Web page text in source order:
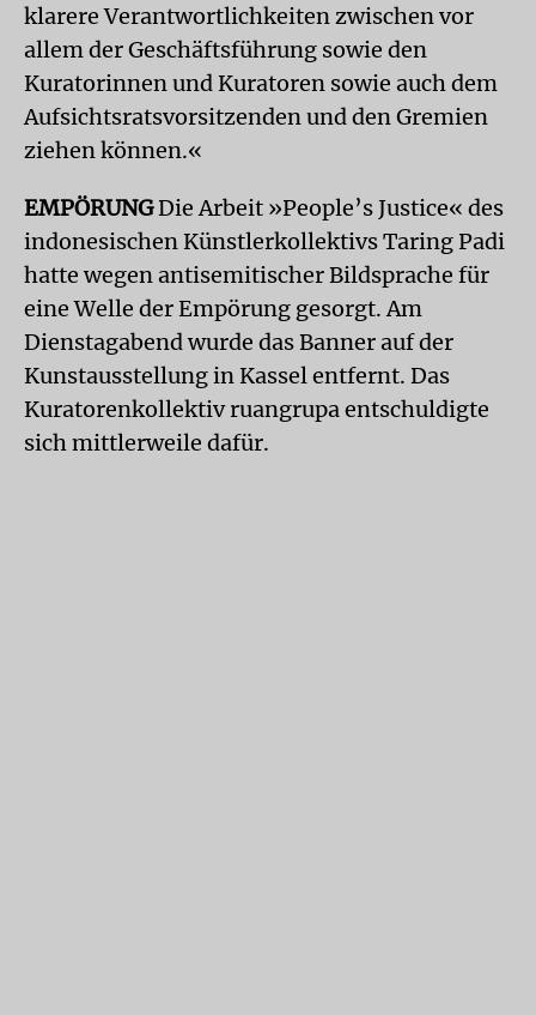
klarere Verantwortlichkeiten zwischen vor
allem der Geschäftsführung sowie den
Kuratorinnen und Kuratoren sowie auch dem
Aufsichtsratsvorsitzenden und den Gremien
ziehen können.«
EMPÖRUNGDie Arbeit »People’s Justice« des
indonesischen Künstlerkollektivs Taring Padi
hatte wegen antisemitischer Bildsprache für
eine Welle der Empörung gesorgt. Am
Dienstagabend wurde das Banner auf der
Kunstausstellung in Kassel entfernt. Das
Kuratorenkollektiv ruangrupa entschuldigte
sich mittlerweile dafür.